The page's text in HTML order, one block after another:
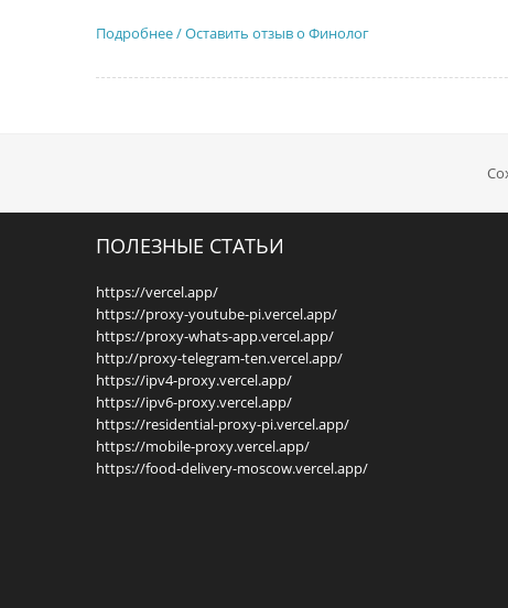
Подробнее / Оставить отзыв о Финолог
ПОЛЕЗНЫЕ СТАТЬИ
https://vercel.app/
https://proxy-youtube-pi.vercel.app/
https://proxy-whats-app.vercel.app/
http://proxy-telegram-ten.vercel.app/
https://ipv4-proxy.vercel.app/
https://ipv6-proxy.vercel.app/
https://residential-proxy-pi.vercel.app/
https://mobile-proxy.vercel.app/
https://food-delivery-moscow.vercel.app/